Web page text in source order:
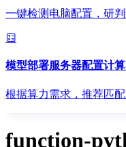
一键检测电脑配置，研
模型部署服务器配置计
根据算力需求，推荐匹
function-